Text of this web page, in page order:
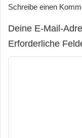
Schreibe einen
Deine E-Mail-
Erforderliche